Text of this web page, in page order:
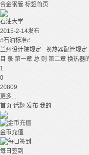
合金钢管 标签首页
石油大学
2015-2-14发布
#石油标准#
兰州设计院规定 - 换热器配管规定
目 录 第一章 总 则 第二章 换热器
1
0
20809
更多...
首页 话题 发布 我的
金币充值
每日签到